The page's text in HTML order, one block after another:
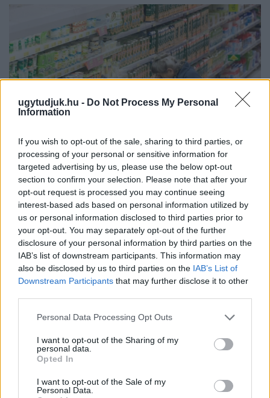
ugytudjuk.hu - Do Not Process My Personal
Information
If you wish to opt-out of the sale, sharing to third parties, or
processing of your personal or sensitive information for
targeted advertising by us, please use the below opt-out
section to confirm your selection. Please note that after your
opt-out request is processed you may continue seeing
interest-based ads based on personal information utilized by
us or personal information disclosed to third parties prior to
your opt-out. You may separately opt-out of the further
disclosure of your personal information by third parties on the
IAB’s list of downstream participants. This information may
also be disclosed by us to third parties on the IAB’s List of
Downstream Participants that may further disclose it to other
Please note that this website/app uses one or more Google
not limited to your visit or usage behaviour. You may click to
grant or deny consent to Google and its third-party tags to
use your data for below specified purposes in below Google
consent section.
Personal Data Processing Opt Outs
I want to opt-out of the Sharing of my
personal data.
Opted In
I want to opt-out of the Sale of my
Personal Data.
ÖRÖMHÍR: TÍZ ÉVE NEM VOLT ILYEN ALACSONY AZ
INFLÁCIÓ MAGYARORSZÁGON
Júliusban mindössze 1,2 százalékkal emelkedtek éves
összevetésben a fogyasztói árak, miközben az élelmiszerek ára
már csökkent.
Szólj hozzá!